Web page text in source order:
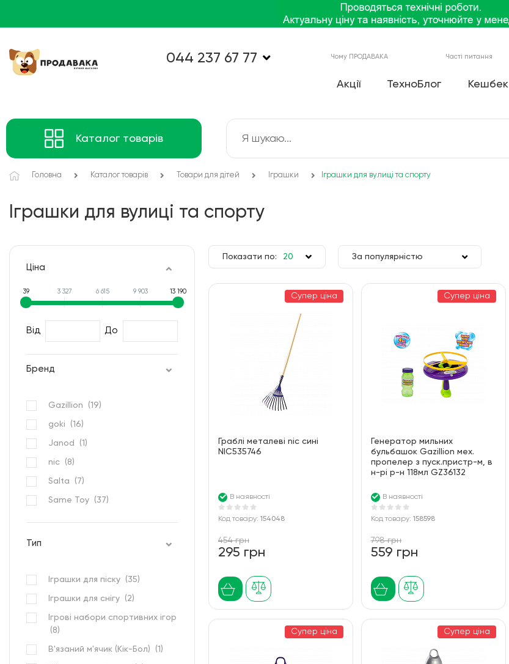
044 237 67 77 Чому ПРОДАВАКА Часті питання
Акції ТехноБлог Кешбек
Каталог товарів
Головна Каталог товарів Товари для дітей Іграшки Іграшки для вулиці та спорту
Іграшки для вулиці та спорту
Ціна
39 3 327 6 615 9 903 13 190
Від До
Бренд
Gazillion (19)
goki (16)
Janod (1 )
nic (8)
Salta ( 7)
Same Toy (37)
Тип
Іграшки для піску (35)
Іграшки для снігу (2)
Ігрові набори спортивних ігор
(8)
В'язаний м'ячик (Кік-Бол) (1 )
Показати по:
20
100
За популярністю
Супер ціна
Граблі металеві nic сині
NIC535746
В наявності
Код товару: 154048
454 грн
295 грн
Супер ціна
Генератор мильних
бульбашок Gazillion мех.
пропелер з пуск.пристр-м, в
н-рі р-н 118мл GZ36132
В наявності
Код товару: 158598
798 грн
559 грн
Супер ціна Супер ціна